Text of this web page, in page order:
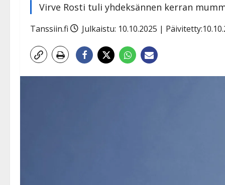
Virve Rosti tuli yhdeksännen kerran
Tanssiin.fi Julkaistu: 10.10.2025 |